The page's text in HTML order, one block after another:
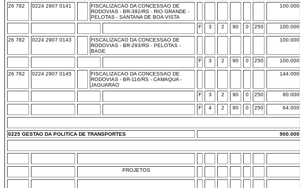
26 782 0224 2907 0141
FISCALIZACAO DA CONCESSAO DE
RODOVIAS - BR-392/RS - RIO GRANDE -
PELOTAS - SANTANA DE BOA VISTA
100.000
F 3 2 90 0 250 100.000
26 782 0224 2907 0143
FISCALIZACAO DA CONCESSAO DE
RODOVIAS - BR-293/RS - PELOTAS -
BAGE
100.000
F 3 2 90 0 250 100.000
26 782 0224 2907 0145
FISCALIZACAO DA CONCESSAO DE
RODOVIAS - BR-116/RS - CAMAQUA -
JAGUARAO
144.000
F 3 2 90 0 250 80.000
F 4 2 90 0 250 64.000
0225 GESTAO DA POLITICA DE TRANSPORTES 900.000
PROJETOS